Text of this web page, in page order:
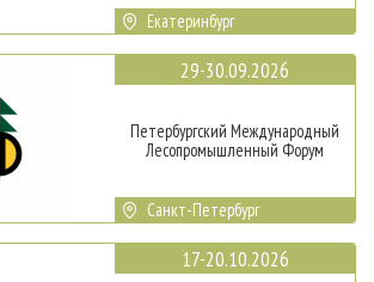
Екатеринбург
29-30.09.2026
Петербургский Международный
Лесопромышленный Форум
Санкт-Петербург
17-20.10.2026